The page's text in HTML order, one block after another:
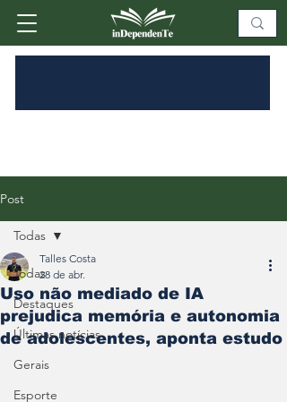
Post
Todas
Destaques
Últimas notícias
Gerais
Esporte
Todas
Uso não mediado de IA
prejudica memória e autonomia
de adolescentes, aponta estudo
Talles Costa
28 de abr.